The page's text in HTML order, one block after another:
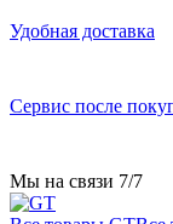
Удобная доставка
Сервис после
Мы на связи 7/7